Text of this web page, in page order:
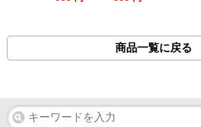
商品一覧に戻る